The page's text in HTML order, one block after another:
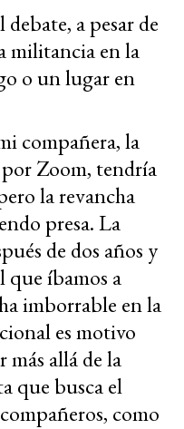
a pesar de
militancia en la
o un lugar en
compañera, la
Zoom, tendría
la revancha
presa. La
de dos años y
que íbamos a
imborrable en la
es motivo
allá de la
que busca el
como